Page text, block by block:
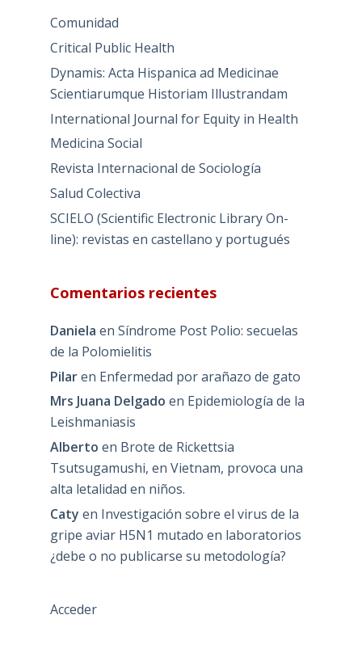
Comunidad
Critical Public Health
Dynamis: Acta Hispanica ad Medicinae
Scientiarumque Historiam Illustrandam
International Journal for Equity in Health
Medicina Social
Revista Internacional de Sociología
Salud Colectiva
SCIELO (Scientific Electronic Library On-
line): revistas en castellano y portugués
Comentarios recientes
Daniela en Síndrome Post Polio: secuelas
de la Polomielitis
Pilaren Enfermedad por arañazo de gato
Mrs Juana Delgado en Epidemiología de la
Leishmaniasis
Alberto en Brote de Rickettsia
Tsutsugamushi, en Vietnam, provoca una
alta letalidad en niños.
Caty en Investigación sobre el virus de la
gripe aviar H5N1 mutado en laboratorios
¿debe o no publicarse su metodología?
Acceder